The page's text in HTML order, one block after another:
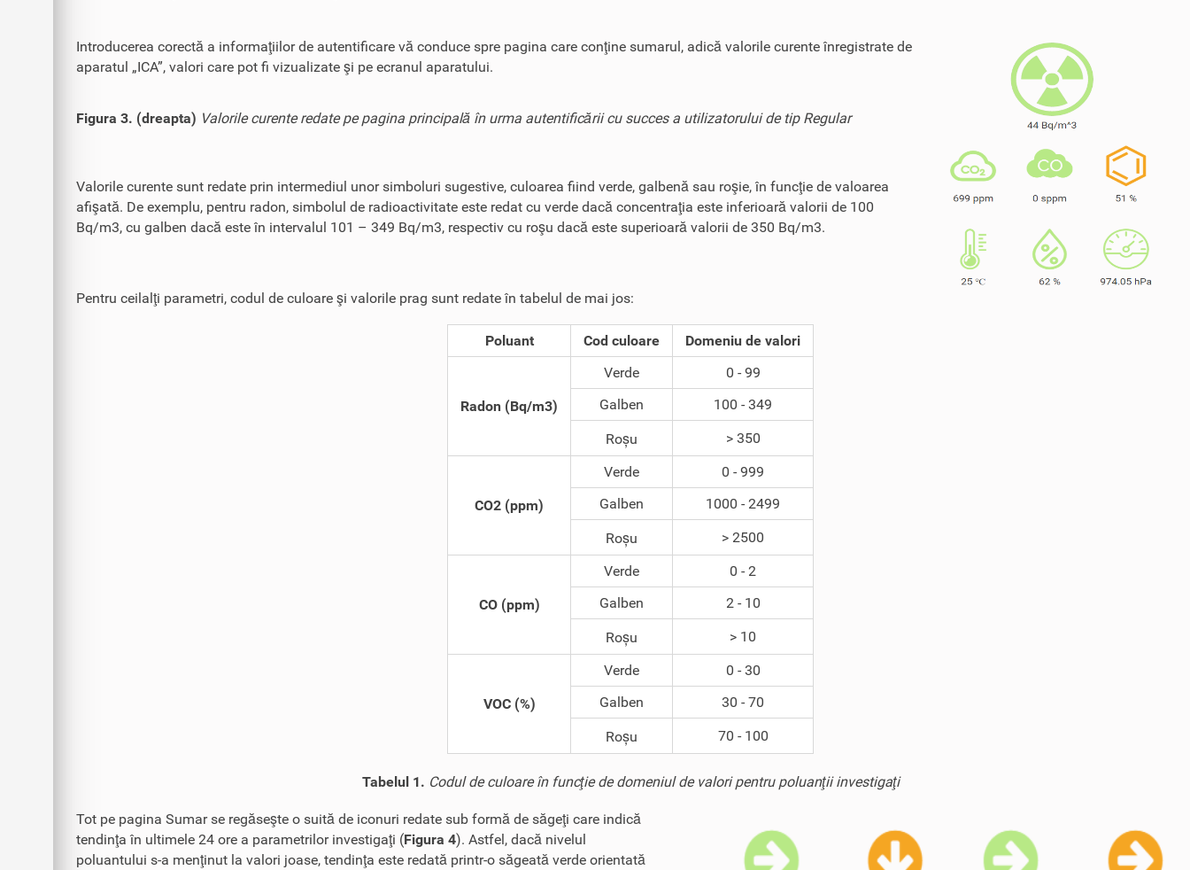
Introducerea corectă a informaţiilor de autentificare vă conduce spre pagina care conţine sumarul, adică valorile curente înregistrate de
aparatul „ICA”, valori care pot fi vizualizate şi pe ecranul aparatului.
Figura 3. (dreapta) Valorile curente redate pe pagina principală în urma autentificării cu succes a utilizatorului de tip Regular
Valorile curente sunt redate prin intermediul unor simboluri sugestive, culoarea fiind verde, galbenă sau roşie, în funcţie de valoarea
afişată. De exemplu, pentru radon, simbolul de radioactivitate este redat cu verde dacă concentraţia este inferioară valorii de 100
Bq/m3, cu galben dacă este în intervalul 101 – 349 Bq/m3, respectiv cu roşu dacă este superioară valorii de 350 Bq/m3.
Pentru ceilalţi parametri, codul de culoare şi valorile prag sunt redate în tabelul de mai jos:
Poluant Cod culoare Domeniu de valori
Radon (Bq/m3)
Verde
0 - 99
Galben
100 - 349
Roșu > 350
CO2 (ppm)
Verde
0 - 999
Galben
1000 - 2499
Roșu > 2500
CO (ppm)
Verde
0 - 2
Galben
2 - 10
Roșu > 10
VOC (%)
Verde
0 - 30
Galben
30 - 70
Roșu 70 - 100
Tabelul 1. Codul de culoare în funcţie de domeniul de valori pentru poluanţii investigaţi
Tot pe pagina Sumar se regăseşte o suită de iconuri redate sub formă de săgeţi care indică
tendinţa în ultimele 24 ore a parametrilor investigaţi (Figura 4). Astfel, dacă nivelul
poluantului s-a menţinut la valori joase, tendinţa este redată printr-o săgeată verde orientată